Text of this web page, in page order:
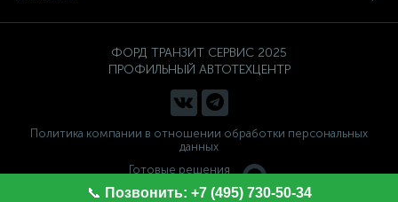
ФОРД ТРАНЗИТ СЕРВИС 2025
ПРОФИЛЬНЫЙ АВТОТЕХЦЕНТР
Политика компании в отношении обработки персональных
данных
Готовые решения
📞 Позвонить: +7 (495) 730-50-34